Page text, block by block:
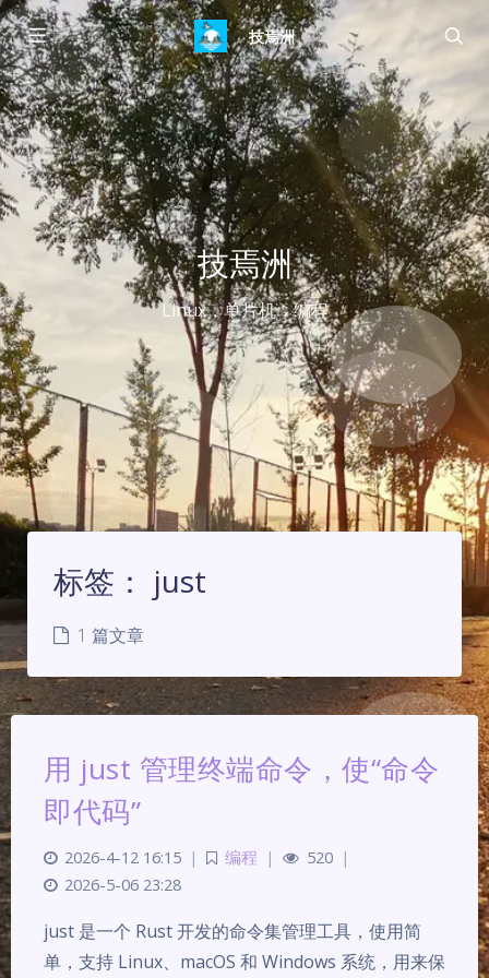
技焉洲
技焉洲
Linux，单片机，编程
夜间模式
Sans Serif Serif
标签： just
1 篇文章
用 just 管理终端命令，使“命令
即代码”
2026-4-12 16:15 | 编程 | 520 |
2026-5-06 23:28
just 是一个 Rust 开发的命令集管理工具，使用简
单，支持 Linux、macOS 和 Windows 系统，用来保